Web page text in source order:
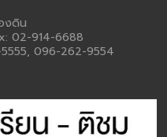
งดิน
02-914-6688
096-262-9554